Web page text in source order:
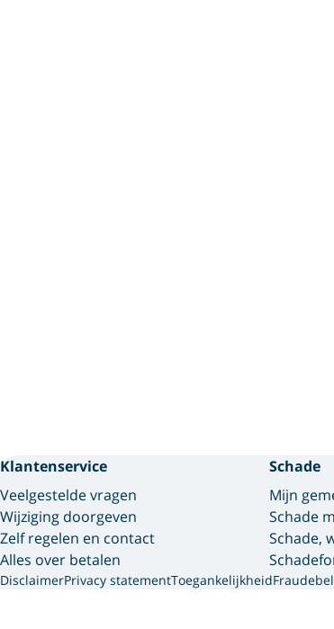
Klantenservice
Veelgestelde vragen
Wijziging doorgeven
Zelf regelen en contact
Alles over betalen
Schade
Mijn
Schade
Schade,
DisclaimerPrivacy statementToegankelijkheid